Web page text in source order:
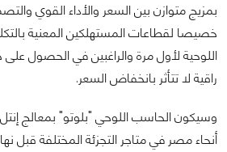
بمزيج متوازن بين السعر والأداء القوي
خصيصا لقطاعات المستهلكين المعنية
اللوحية لأول مرة والراغبين في الحصول على
راقية لا تتأثر بانخفاض السعر.
وسيكون الحاسب اللوحي "بلوتو" بمعالج